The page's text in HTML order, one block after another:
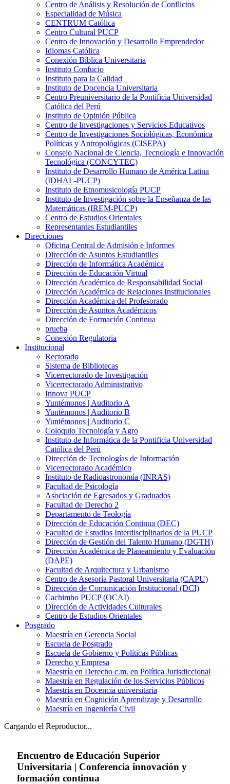
Centro de Análisis y Resolución de Conflictos
Especialidad de Música
CENTRUM Católica
Centro Cultural PUCP
Centro de Innovación y Desarrollo Emprendedor
Idiomas Católica
Conexión Bíblica Universitaria
Instituto Confucio
Instituto para la Calidad
Instituto de Docencia Universitaria
Centro Preuniversitario de la Pontificia Universidad
Católica del Perú
Instituto de Opinión Pública
Centro de Investigaciones y Servicios Educativos
Centro de Investigaciones Sociológicas, Económica
Políticas y Antropológicas (CISEPA)
Consejo Nacional de Ciencia, Tecnología e Innovación
Tecnológica (CONCYTEC)
Instituto de Desarrollo Humano de América Latina
(IDHAL-PUCP)
Instituto de Etnomusicología PUCP
Instituto de Investigación sobre la Enseñanza de las
Matemáticas (IREM-PUCP)
Centro de Estudios Orientales
Representantes Estudiantiles
Direcciones
Oficina Central de Admisión e Informes
Dirección de Asuntos Estudiantiles
Dirección de Informática Académica
Dirección de Educación Virtual
Dirección Académica de Responsabilidad Social
Dirección Académica de Relaciones Institucionales
Dirección Académica del Profesorado
Dirección de Asuntos Académicos
Dirección de Formación Continua
prueba
Conexión Regulatoria
Institucional
Rectorado
Sistema de Bibliotecas
Vicerrectorado de Investigación
Vicerrectorado Administrativo
Innova PUCP
Yuntémonos | Auditorio A
Yuntémonos | Auditorio B
Yuntémonos | Auditorio C
Coloquio Tecnología y Agro
Instituto de Informática de la Pontificia Universidad
Católica del Perú
Dirección de Tecnologías de Información
Vicerrectorado Académico
Instituto de Radioastronomía (INRAS)
Facultad de Psicología
Asociación de Egresados y Graduados
Facultad de Derecho 2
Departamento de Teología
Dirección de Educación Continua (DEC)
Facultad de Estudios Interdisciplinarios de la PUCP
Dirección de Gestión del Talento Humano (DGTH)
Dirección Académica de Planeamiento y Evaluación
(DAPE)
Facultad de Arquitectura y Urbanismo
Centro de Asesoría Pastoral Universitaria (CAPU)
Dirección de Comunicación Institucional (DCI)
Cachimbo PUCP (OCAI)
Dirección de Actividades Culturales
Centro de Estudios Orientales
Posgrado
Maestría en Gerencia Social
Escuela de Posgrado
Escuela de Gobierno y Políticas Públicas
Derecho y Empresa
Maestría en Derecho c.m. en Política Jurisdiccional
Maestría en Regulación de los Servicios Públicos
Maestría en Docencia universitaria
Maestría en Cognición Aprendizaje y Desarrollo
Maestría en Ingeniería Civil
Cargando el Reproductor...
Encuentro de Educación Superior
Universitaria | Conferencia innovación y
formación continua